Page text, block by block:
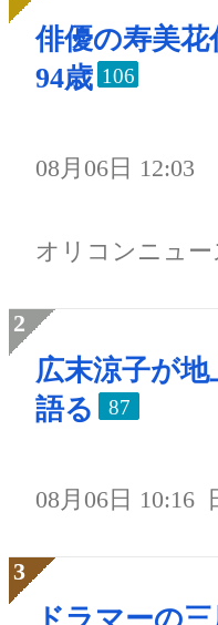
俳優の寿美花
94歳 106
08月06日 12:03
オリコンニュー
広末涼子が
語る
87
08月06日 10:16